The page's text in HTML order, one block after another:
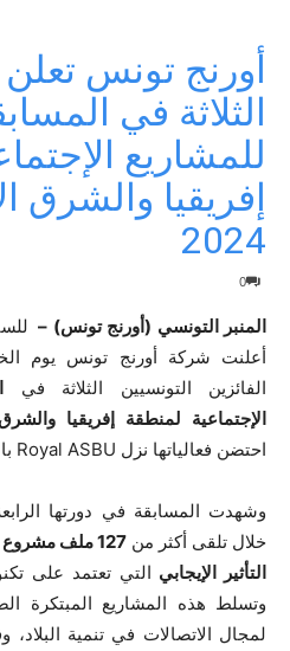
أورنج تونس
الثلاثة في
للمشاريع
إفريقيا والشرق
2024
0
المنبر التونسي (أورنج تونس) –
أعلنت شركة أورنج تونس يوم الخميس 5
الفائزين التونسيين الثلاثة في
الإجتماعية لمنطقة إفريقيا
احتضن فعالياتها نزل Royal ASBU
وشهدت المسابقة في دورتها
خلال تلقى أكثر من 127ملف مشروع
التأثير الإيجابي التي تعتمد على
وتسلط هذه المشاريع المبتكرة
لمجال الاتصالات في تنمية